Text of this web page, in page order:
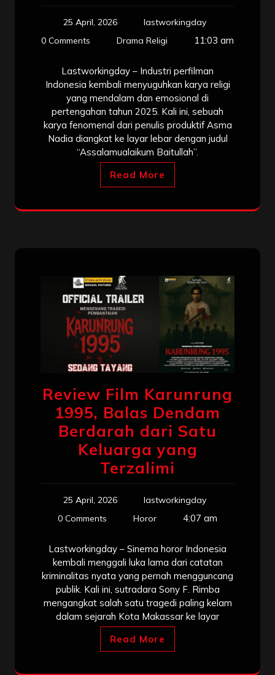
25 April, 2026
lastworkingday
0 Comments
Drama Religi 11:03 am
Lastworkingday – Industri perfilman
Indonesia kembali menyuguhkan karya religi
yang mendalam dan emosional di
pertengahan tahun 2025. Kali ini, sebuah
karya fenomenal dari penulis produktif Asma
Nadia diangkat ke layar lebar dengan judul
“Assalamualaikum Baitullah”.
Read More
Review Film Karunrung
1995, Balas Dendam
Berdarah dari Satu
Keluarga yang
Terzalimi
25 April, 2026
lastworkingday
0 Comments
Horor 4:07 am
Lastworkingday – Sinema horor Indonesia
kembali menggali luka lama dari catatan
kriminalitas nyata yang pernah mengguncang
publik. Kali ini, sutradara Sony F. Rimba
mengangkat salah satu tragedi paling kelam
dalam sejarah Kota Makassar ke layar
Read More